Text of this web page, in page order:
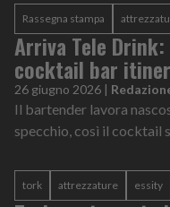
Rassegna stampa
Arriva Tele
cocktail bar
26 giugno 2026 |
Il bartender lavora
specchio, così il cocktail
tork attrezzature essity